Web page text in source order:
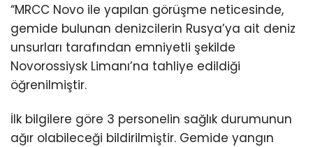
“MRCC Novo ile yapılan görüşme neticesinde,
gemide bulunan denizcilerin Rusya’ya ait deniz
unsurları tarafından emniyetli şekilde
Novorossiysk Limanı’na tahliye edildiği
öğrenilmiştir.
İlk bilgilere göre 3 personelin sağlık durumunun
ağır olabileceği bildirilmiştir. Gemide yangın